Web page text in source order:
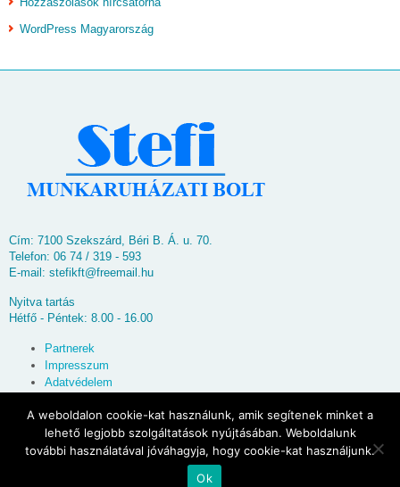
WordPress Magyarország
Cím: 7100 Szekszárd, Béri B. Á. u. 70.
Telefon: 06 74 / 319 - 593
E-mail: stefikft@freemail.hu
Nyitva tartás
Hétfő - Péntek: 8.00 - 16.00
Partnerek
Impresszum
Adatvédelem
© 2026Stefi Munkaruházati Bolt
A weboldalon cookie-kat használunk, amik segítenek minket a
lehető legjobb szolgáltatások nyújtásában. Weboldalunk
további használatával jóváhagyja, hogy cookie-kat használjunk.
Ok